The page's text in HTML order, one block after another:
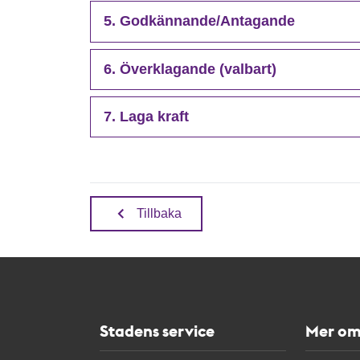
5. Godkännande/Antagande
6. Överklagande (valbart)
7. Laga kraft
Tillbaka
Stadens service Mer